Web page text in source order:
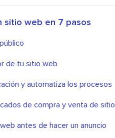
sitio web en 7 pasos
de tu sitio web
y automatiza los procesos
de compra y venta de
antes de hacer un anuncio